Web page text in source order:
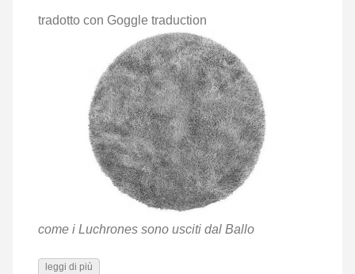
tradotto con Goggle traduction
come i Luchrones sono usciti dal Ballo
leggi di più